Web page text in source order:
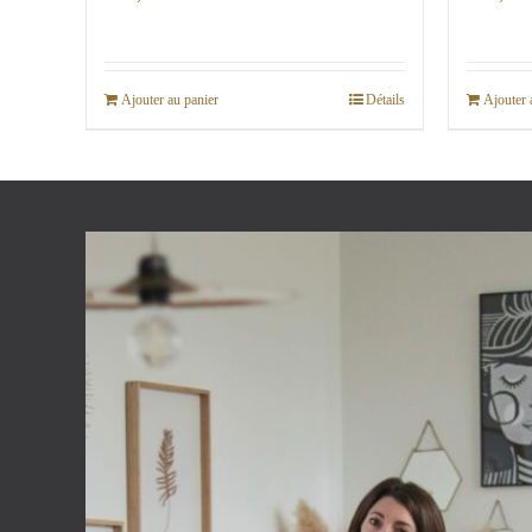
Ajouter au panier Détails Ajouter